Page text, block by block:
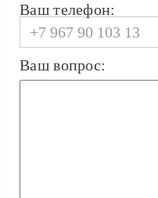
Ваш телефон:
Ваш вопрос: